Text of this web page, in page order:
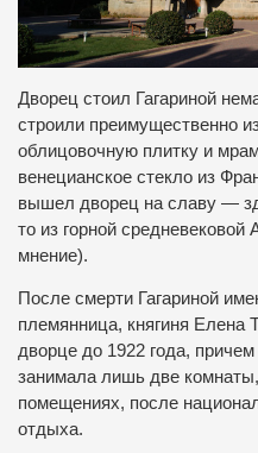
Дворец стоил Гагариной
строили преимущественно
облицовочную плитку и
венецианское стекло из
вышел дворец на славу —
то из горной средневековой
мнение).
После смерти Гагариной
племянница, княгиня
дворце до 1922 года,
занимала лишь две
помещениях, после
отдыха.